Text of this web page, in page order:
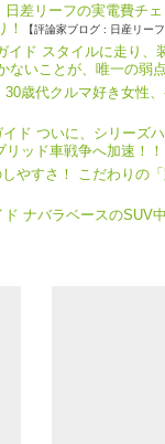
日差リーフの実電費チ
！
【評論家ブログ : 日産リーフ
イド スタイルに走り、
ないことが、唯一の弱
30歳代クルマ好き女性
ド ついに、シリーズ
ッド車戦争へ加速！！
やすさ！ こだわりの
ナバラベースのSUV